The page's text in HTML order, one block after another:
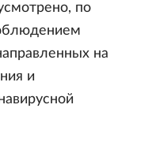
по
на
и